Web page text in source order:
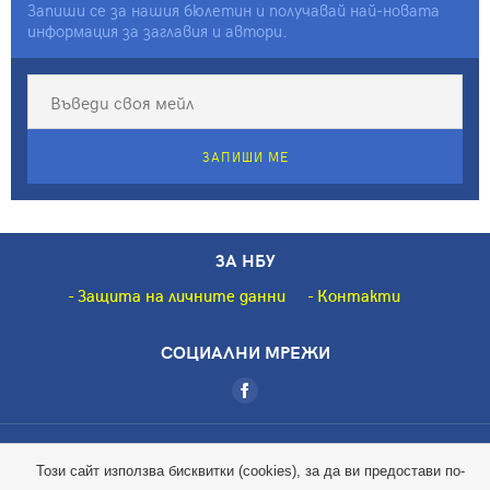
65-годишнината на проф.
Иван Касабов, д.н.
Запиши се за нашия бюлетин и получавай най-новата
информация за заглавия и автори.
ЗАПИШИ МЕ
ЗА НБУ
Защита на личните данни Контакти
СОЦИАЛНИ МРЕЖИ
Този сайт използва бисквитки (cookies), за да ви предостави по-